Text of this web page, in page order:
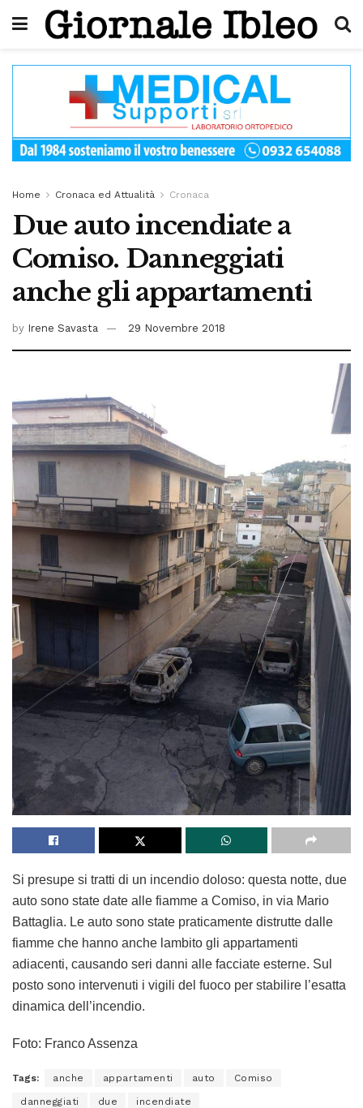
Home Cronaca ed Attualità Cronaca
Due auto incendiate a
Comiso. Danneggiati
anche gli appartamenti
by Irene Savasta 29 Novembre 2018
Si presupe si tratti di un incendio doloso: questa notte, due
auto sono state date alle fiamme a Comiso, in via Mario
Battaglia. Le auto sono state praticamente distrutte dalle
fiamme che hanno anche lambito gli appartamenti
adiacenti, causando seri danni alle facciate esterne. Sul
posto sono intervenuti i vigili del fuoco per stabilire l’esatta
dinamica dell’incendio.
Foto: Franco Assenza
Tags: anche appartamenti auto Comiso
danneggiati due incendiate